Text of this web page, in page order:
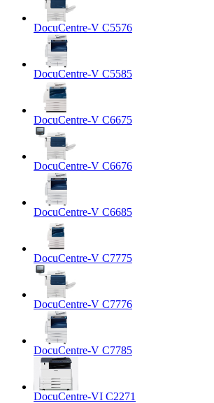
DocuCentre-V C5576
DocuCentre-V C5585
DocuCentre-V C6675
DocuCentre-V C6676
DocuCentre-V C6685
DocuCentre-V C7775
DocuCentre-V C7776
DocuCentre-V C7785
DocuCentre-VI C2271